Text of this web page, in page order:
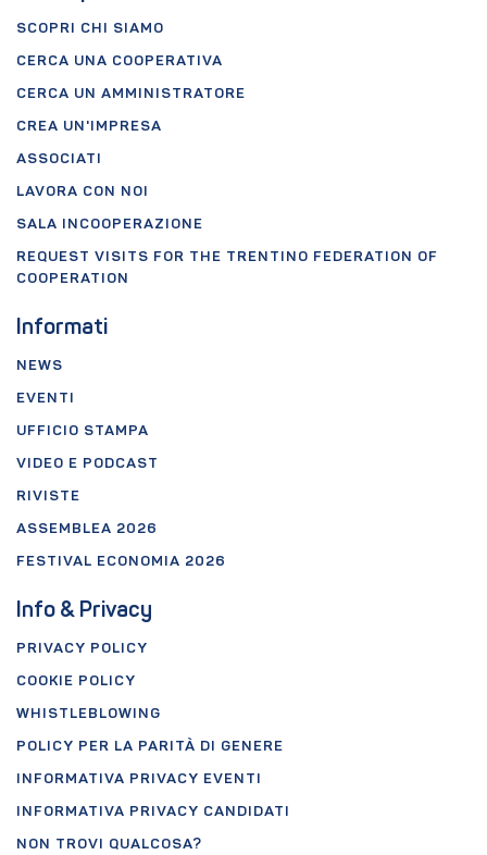
SCOPRI CHI SIAMO
CERCA UNA COOPERATIVA
CERCA UN AMMINISTRATORE
CREA UN'IMPRESA
ASSOCIATI
LAVORA CON NOI
SALA INCOOPERAZIONE
REQUEST VISITS FOR THE TRENTINO FEDERATION OF
COOPERATION
Informati
NEWS
EVENTI
UFFICIO STAMPA
VIDEO E PODCAST
RIVISTE
ASSEMBLEA 2026
FESTIVAL ECONOMIA 2026
Info & Privacy
PRIVACY POLICY
COOKIE POLICY
WHISTLEBLOWING
POLICY PER LA PARITÀ DI GENERE
INFORMATIVA PRIVACY EVENTI
INFORMATIVA PRIVACY CANDIDATI
NON TROVI QUALCOSA?